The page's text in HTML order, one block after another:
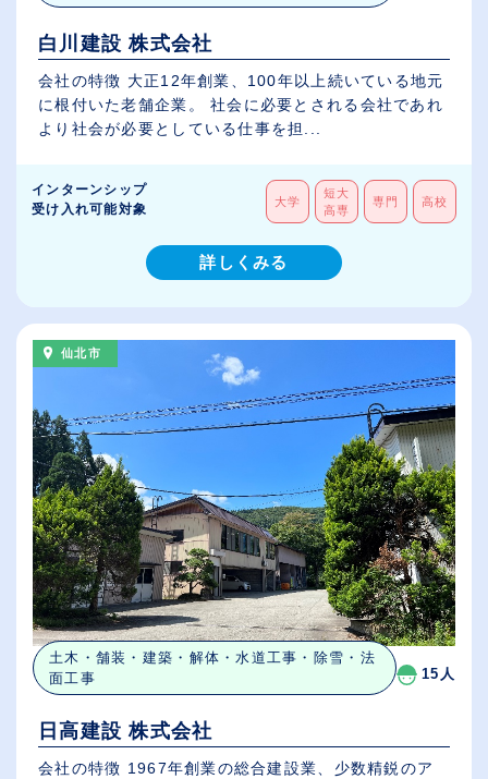
白川建設 株式会社
会社の特徴 大正12年創業、100年以上続いている地元
に根付いた老舗企業。 社会に必要とされる会社であれ
より社会が必要としている仕事を担...
インターンシップ
受け入れ可能対象
大学
短大
高専
専門 高校
詳しくみる
仙北市
土木・舗装・建築・解体・水道工事・除雪・法
面工事
15人
日高建設 株式会社
会社の特徴 1967年創業の総合建設業、少数精鋭のア